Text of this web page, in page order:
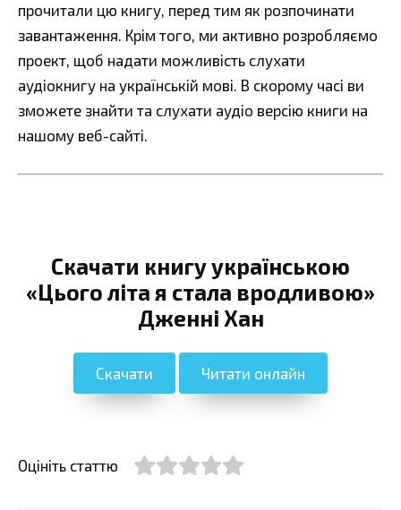
прочитали цю книгу, перед тим як розпочинати
завантаження. Крім того, ми активно розробляємо
проект, щоб надати можливість слухати
аудіокнигу на українській мові. В скорому часі ви
зможете знайти та слухати аудіо версію книги на
нашому веб-сайті.
Скачати книгу українською
«Цього літа я стала вродливою»
Дженні Хан
Скачати Читати онлайн
Оцініть статтю